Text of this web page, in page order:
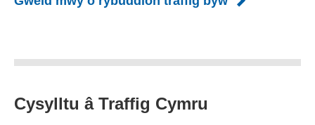
Cysylltu â Traffig Cymru